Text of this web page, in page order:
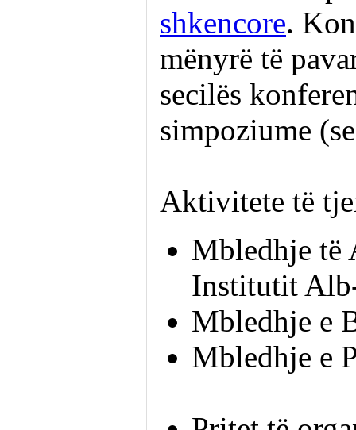
shkencore.
mënyrë të
secilës
simpoziume
Aktivitete të
Mbledhje të
Institutit
Mbledhje e
Mbledhje e